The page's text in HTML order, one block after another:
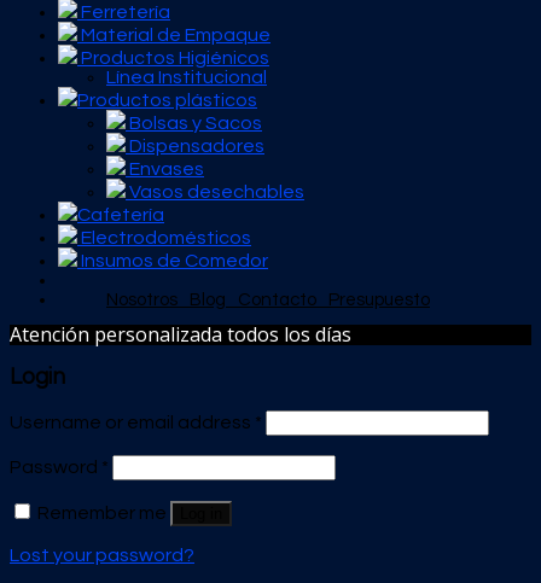
Ferretería
Material de Empaque
Productos Higiénicos
Línea Institucional
Productos plásticos
Bolsas y Sacos
Dispensadores
Envases
Vasos desechables
Cafetería
Electrodomésticos
Insumos de Comedor
Nosotros Blog Contacto Presupuesto
Atención personalizada todos los días
Login
Username or email address *
Password *
Remember me
Lost your password?